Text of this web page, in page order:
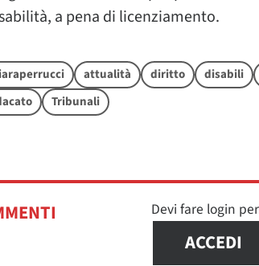
a pena di licenziamento.
attualità diritto disabili
Tribunali
Devi fare login
ACCEDI